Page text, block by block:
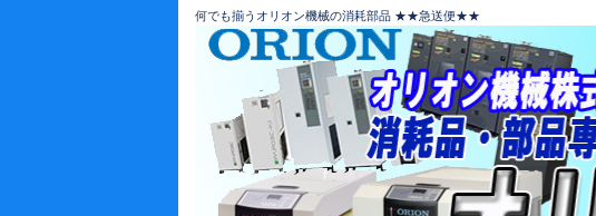
何でも揃うオリオン機械の消耗部品 ★★急送便★★